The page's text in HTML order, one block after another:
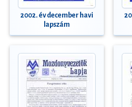
2002. év december havi
lapszám